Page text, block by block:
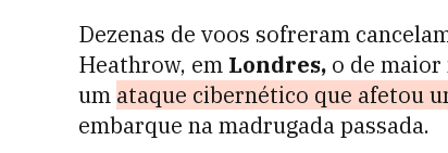
Dezenas de voos sofreram
Heathrow, em Londres, o de
um ataque cibernético que afetou
embarque na madrugada passada.